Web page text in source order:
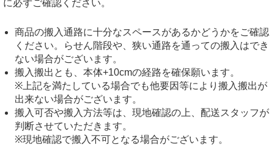
に必ずご確認ください。
商品の搬入通路に十分なスペースがあるかどうかをご確認
ください。らせん階段や、狭い通路を通っての搬入はでき
ない場合がございます。
搬入搬出とも、本体+10cmの経路を確保願います。
※上記を満たしている場合でも他要因等により搬入搬出が
出来ない場合がございます。
搬入可否や搬入方法等は、現地確認の上、配送スタッフが
判断させていただきます。
※現地確認で搬入不可となる場合がございます。